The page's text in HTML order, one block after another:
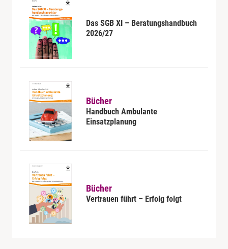
Das SGB XI – Beratungshandbuch
2026/27
Bücher
Handbuch Ambulante
Einsatzplanung
Bücher
Vertrauen führt – Erfolg folgt